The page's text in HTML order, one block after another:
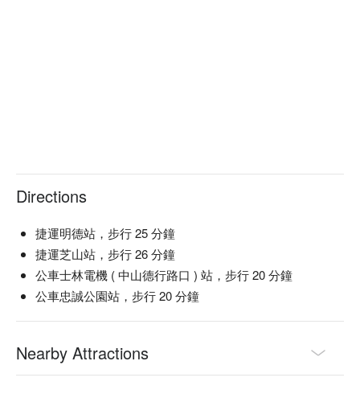
Directions
捷運明德站，步行 25 分鐘
捷運芝山站，步行 26 分鐘
公車士林電機 ( 中山德行路口 ) 站，步行 20 分鐘
公車忠誠公園站，步行 20 分鐘
Nearby Attractions